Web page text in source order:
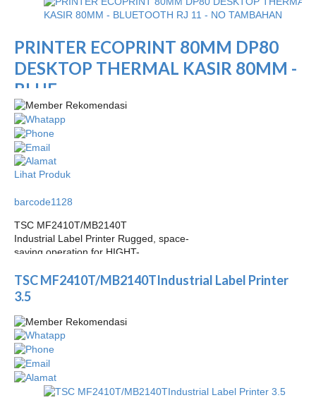
PRINTER ECOPRINT 80MM DP80
DESKTOP THERMAL KASIR 80MM -
BLUE...
Lihat Produk
barcode1128
TSC MF2410T/MB2140T
Industrial Label Printer Rugged, space-
saving operation for HIGHT-
resolution (of a photo) 8 dots/mm (203 dpi) print mode
Thermal sensing and thermal transfer…
TSC MF2410T/MB2140TIndustrial Label Printer
3.5